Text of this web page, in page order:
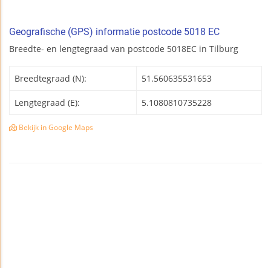
Geografische (GPS) informatie postcode 5018 EC
Breedte- en lengtegraad van postcode 5018EC in Tilburg
Breedtegraad (N): 51.560635531653
Lengtegraad (E): 5.1080810735228
Bekijk in Google Maps